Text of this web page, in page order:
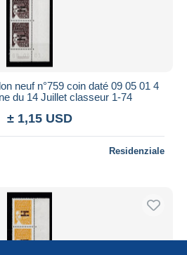
neuf n°759 coin daté 09 05 01 4
du 14 Juillet classeur 1-74
± 1,15 USD
Residenziale